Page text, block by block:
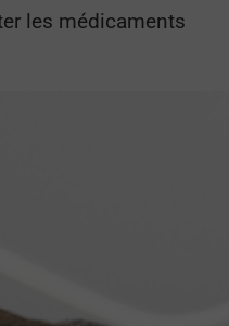
les médicaments